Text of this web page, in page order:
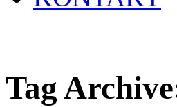
Tag